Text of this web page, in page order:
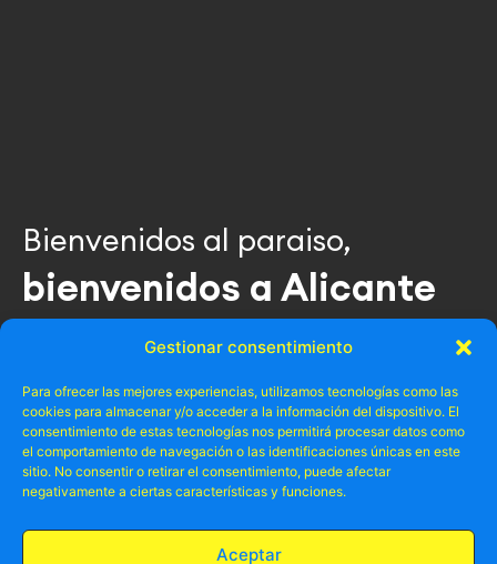
Gestionar consentimiento
Para ofrecer las mejores experiencias, utilizamos tecnologías como las
cookies para almacenar y/o acceder a la información del dispositivo. El
consentimiento de estas tecnologías nos permitirá procesar datos como
el comportamiento de navegación o las identificaciones únicas en este
sitio. No consentir o retirar el consentimiento, puede afectar
negativamente a ciertas características y funciones.
Aceptar
Bienvenidos al paraiso,
bienvenidos a Alicante
Embárcate en experiencias que no olvidarás nunca.
nuestros barcos, conquista los mares en Alicante.
Ir al Blog